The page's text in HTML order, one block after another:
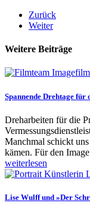
Zurück
Weiter
Weitere Beiträge
Spannende Drehtage
Dreharbeiten für die
Manchmal schickt
kämen. Für den
weiterlesen
Lise Wulff und »Der